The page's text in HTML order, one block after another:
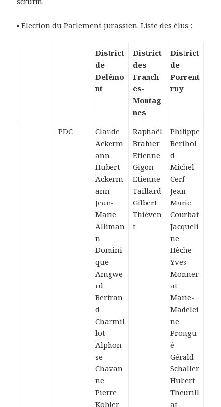
▪ Election du Parlement jurassien. Liste des élus :
District
de
Delémo
nt
District
des
Franch
es-
Montag
nes
District
de
Porrent
ruy
PDC
Claude
Ackerm
ann
Hubert
Ackerm
ann
Jean-
Marie
Alliman
n
Domini
que
Amgwe
rd
Bertran
d
Charmil
lot
Alphon
se
Chavan
ne
Pierre
Kohler
Raphaël
Brahier
Etienne
Gigon
Etienne
Taillard
Gilbert
Thiéven
t
Philippe
Berthol
d
Michel
Cerf
Jean-
Marie
Courbat
Jacqueli
ne
Hêche
Yves
Monner
at
Marie-
Madelei
ne
Prongu
é
Gérald
Schaller
Hubert
Theurill
at